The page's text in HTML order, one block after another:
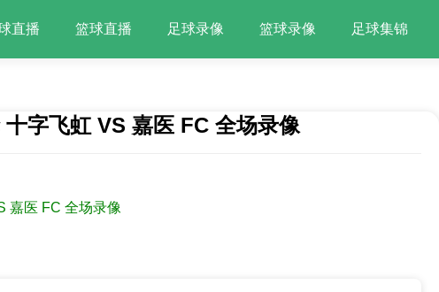
直播 篮球直播 足球录像 篮球录像 足球集锦
字飞虹 VS 嘉医 FC 全场录像
嘉医 FC 全场录像